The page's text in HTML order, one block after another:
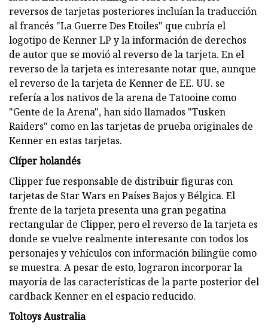
reversos de tarjetas posteriores incluían la traducción
al francés "La Guerre Des Etoiles" que cubría el
logotipo de Kenner LP y la información de derechos
de autor que se movió al reverso de la tarjeta. En el
reverso de la tarjeta es interesante notar que, aunque
el reverso de la tarjeta de Kenner de EE. UU. se
refería a los nativos de la arena de Tatooine como
"Gente de la Arena", han sido llamados "Tusken
Raiders" como en las tarjetas de prueba originales de
Kenner en estas tarjetas.
Clíper holandés
Clipper fue responsable de distribuir figuras con
tarjetas de Star Wars en Países Bajos y Bélgica. El
frente de la tarjeta presenta una gran pegatina
rectangular de Clipper, pero el reverso de la tarjeta es
donde se vuelve realmente interesante con todos los
personajes y vehículos con información bilingüe como
se muestra. A pesar de esto, lograron incorporar la
mayoría de las características de la parte posterior del
cardback Kenner en el espacio reducido.
Toltoys Australia